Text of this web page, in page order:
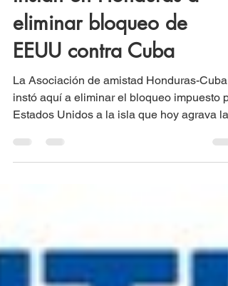
Instan en Honduras a
eliminar bloqueo de
EEUU contra Cuba
La Asociación de amistad Honduras-Cuba,
Estados Unidos a la isla que hoy agrava la
economía...